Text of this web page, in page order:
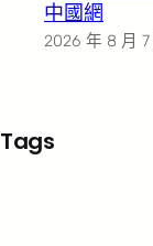
中國網
2026 年 8 月 7
Tags